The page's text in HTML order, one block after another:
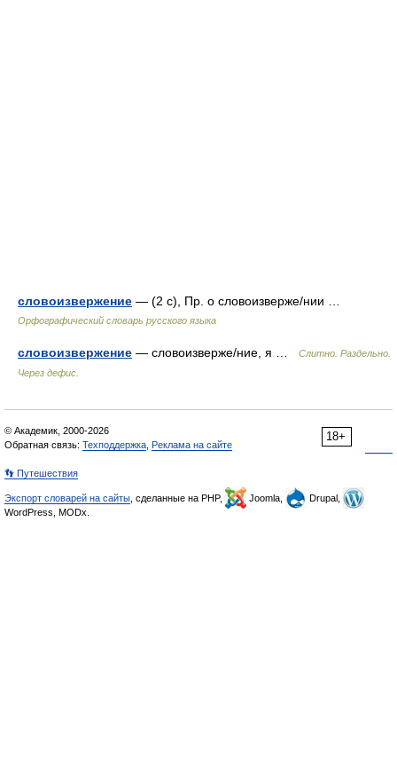
словоизвержение — (2 с), Пр. о словоизверже/нии …
Орфографический словарь русского языка
словоизвержение — словоизверже/ние, я …
Слитно. Раздельно.
Через дефис.
18+
© Академик, 2000-2026
Обратная связь: Техподдержка Реклама на сайте
👣 Путешествия
Экспорт словарей на сайты , сделанные на PHP, Joomla,
Drupal,
WordPress, MODx.